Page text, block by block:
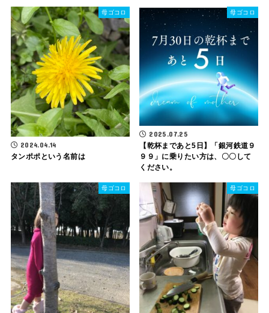
母ゴコロ
2024.04.14
タンポポという名前は
母ゴコロ
2025.07.25
【乾杯まであと5日】「銀河鉄道９
９９」に乗りたい方は、〇〇して
ください。
母ゴコロ 母ゴコロ